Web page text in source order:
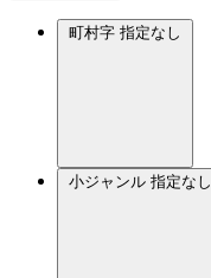
町村字 指定なし
小ジャンル 指定なし